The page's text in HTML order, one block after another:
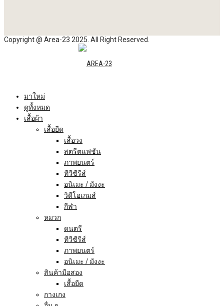
Copyright @ Area-23 2025. All Right Reserved.
มาใหม่
ดูทั้งหมด
เสื้อผ้า
เสื้อยืด
เสื้อวง
สตรีตแฟชัน
ภาพยนตร์
ทีวีซีรีส์
อนิเมะ / มังงะ
วิดีโอเกมส์
กีฬา
หมวก
ดนตรี
ทีวีซีรีส์
ภาพยนตร์
อนิเมะ / มังงะ
สินค้ามือสอง
เสื้อยืด
กางเกง